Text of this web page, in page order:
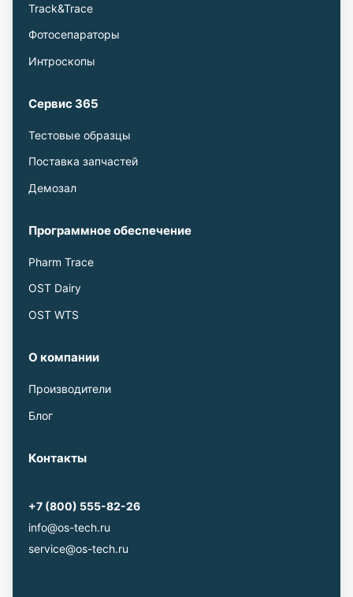
Track&Trace
Фотосепараторы
Интроскопы
Сервис 365
Тестовые образцы
Поставка запчастей
Демозал
Программное обеспечение
Pharm Trace
OST Dairy
OST WTS
О компании
Производители
Блог
Контакты
+7 (800) 555-82-26
info@os-tech.ru
service@os-tech.ru